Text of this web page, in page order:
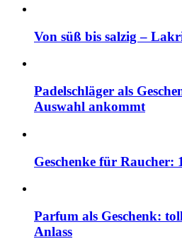
Von süß bis salzig –
Padelschläger als
Auswahl ankommt
Geschenke für Raucher:
Parfum als Geschenk:
Anlass